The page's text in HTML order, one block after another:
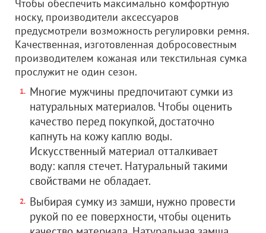
Чтобы обеспечить максимально комфортную
носку, производители аксессуаров
предусмотрели возможность регулировки ремня.
Качественная, изготовленная добросовестным
производителем кожаная или текстильная сумка
прослужит не один сезон.
Многие мужчины предпочитают сумки из
натуральных материалов. Чтобы оценить
качество перед покупкой, достаточно
капнуть на кожу каплю воды.
Искусственный материал отталкивает
воду: капля стечет. Натуральный такими
свойствами не обладает.
Выбирая сумку из замши, нужно провести
рукой по ее поверхности, чтобы оценить